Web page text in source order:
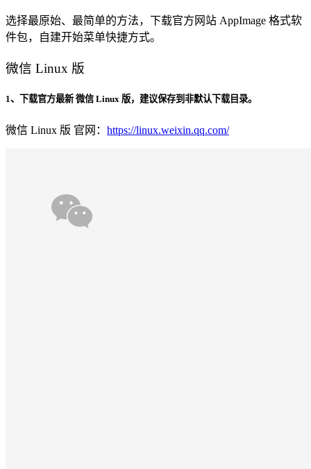
选择最原始、最简单的方法，下载官方网站 AppImage 格式软
件包，自建开始菜单快捷方式。
微信 Linux 版
1、下载官方最新 微信 Linux 版，建议保存到非默认下载目录。
微信 Linux 版 官网： https://linux.weixin.qq.com/